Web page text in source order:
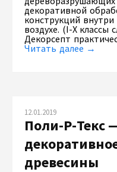
декоративной
конструкций
воздухе. (I-X классы
Декорсепт
Читать далее →
12.01.2019
Поли-Р-Текс
древесины